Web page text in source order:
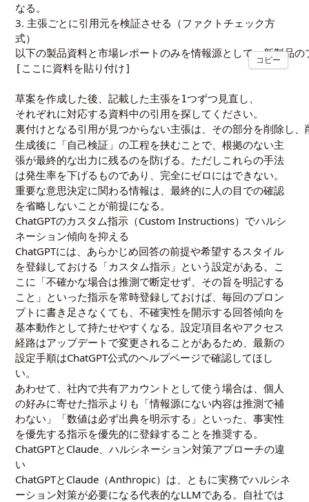
なる。
3. 主張ごとに引用元を検証させる（ファクトチェック方
式）
以下の製品資料と市場レポートのみを情報源として、新製品
[ここに資料を貼り付け]
草案を作成した後、記載した主張を1つずつ見直し、
それぞれに対応する資料中の引用を探してください。
裏付けとなる引用が見つからない主張は、その部分を削除し
コピー
生成後に「自己検証」の工程を挟むことで、根拠のない主
張が最終的な出力に残るのを防げる。ただしこれらの手法
は発生率を下げるものであり、完全にゼロにはできない。
重要な意思決定に関わる情報は、最終的に人の目での確認
を省略しないことが前提になる。
ChatGPTのカスタム指示（Custom Instructions）でハルシ
ネーション傾向を抑える
ChatGPTには、あらかじめ回答の前提や希望するスタイル
を登録しておける「カスタム指示」という設定がある。こ
こに「不確かな場合は推測で断定せず、その旨を明記する
こと」といった指示を常時登録しておけば、毎回のプロン
プトに書き足さなくても、不確実性を開示する回答傾向を
基本動作として持たせやすくなる。設定項目名やアクセス
経路はアップデートで変更されることがあるため、最新の
設定手順はChatGPT公式のヘルプページで確認してほし
い。
あわせて、社内で共有アカウントとして使う場合は、個人
の好みに寄せた指示よりも「情報源にない内容は推測で補
わない」「数値は必ず出典を明示する」といった、事実性
を優先する指示を優先的に登録することを推奨する。
ChatGPTとClaude、ハルシネーション対策アプローチの違
い
ChatGPTとClaude（Anthropic）は、ともに実務でハルシネ
ーション対策が必要になる代表的なLLMである。自社では